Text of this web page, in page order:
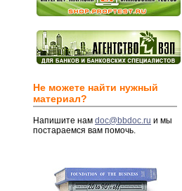
Не можете найти нужный
материал?
Напишите нам doc@bbdoc.ru и мы
постараемся вам помочь.